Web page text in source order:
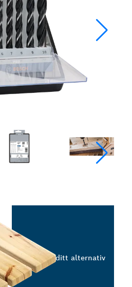
Välj ditt alternativ